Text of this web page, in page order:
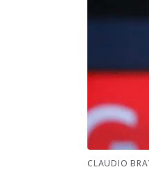
CLAUDIO